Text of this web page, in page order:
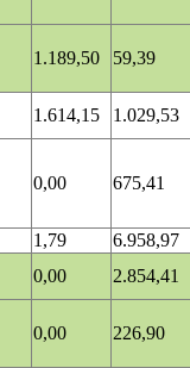
1.189,50 59,39
1.614,15
1.029,53
0,00 675,41
1,79
6.958,97
0,00
2.854,41
0,00 226,90